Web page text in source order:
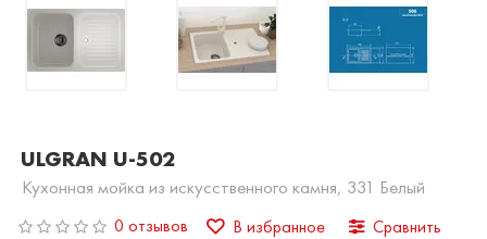
ULGRAN U-502
Кухонная мойка из искусственного камня, 331 Белый
0 отзывов В избранное Сравнить